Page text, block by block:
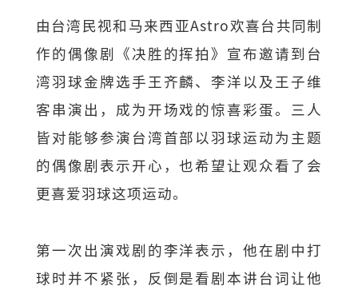
由台湾民视和马来西亚Astro欢喜台共同制
作的偶像剧《决胜的挥拍》宣布邀请到台
湾羽球金牌选手王齐麟、李洋以及王子维
客串演出，成为开场戏的惊喜彩蛋。三人
皆对能够参演台湾首部以羽球运动为主题
的偶像剧表示开心，也希望让观众看了会
更喜爱羽球这项运动。
第一次出演戏剧的李洋表示，他在剧中打
球时并不紧张，反倒是看剧本讲台词让他